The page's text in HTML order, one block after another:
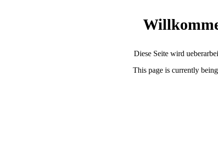
Diese Seite wird
This page is currently